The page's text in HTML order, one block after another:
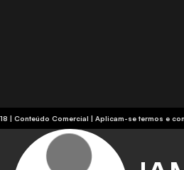
+18 | Conteúdo Comercial |